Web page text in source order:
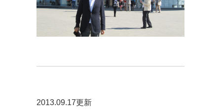
2013.09.17更新